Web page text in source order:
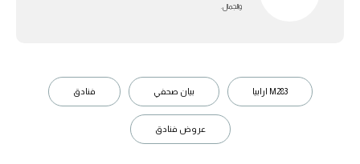
والجمال.
M283 ارابيا بيان صحفي فنادق
عروض فنادق